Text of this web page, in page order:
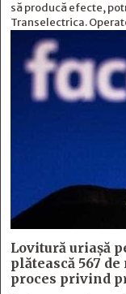
să producă efecte,
Transelectrica.
Lovitură uriașă
plătească 567
proces privind